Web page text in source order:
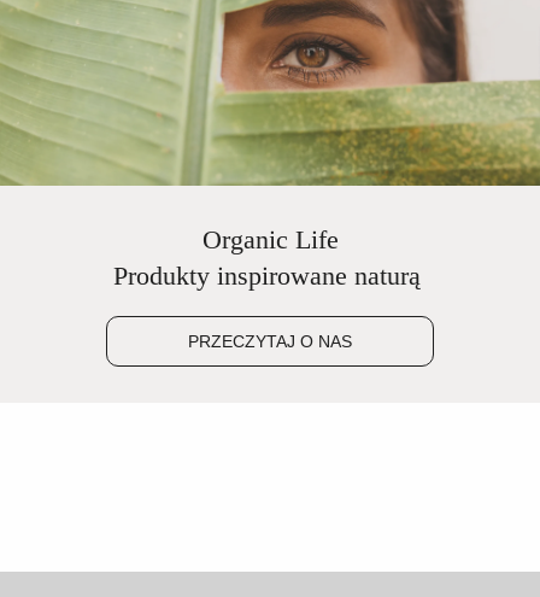
Organic Life
Produkty inspirowane naturą
PRZECZYTAJ O NAS